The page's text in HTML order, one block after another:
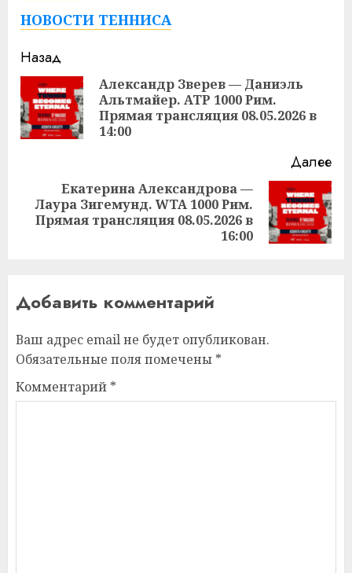
НОВОСТИ ТЕННИСА
Продолжить
чтение
Назад
Александр Зверев — Даниэль
Альтмайер. ATP 1000 Рим.
Прямая трансляция 08.05.2026 в
14:00
Далее
Следующая
запись:
Екатерина Александрова —
Лаура Зигемунд. WTA 1000 Рим.
Прямая трансляция 08.05.2026 в
16:00
Добавить комментарий
Ваш адрес email не будет опубликован.
Обязательные поля помечены *
Комментарий *